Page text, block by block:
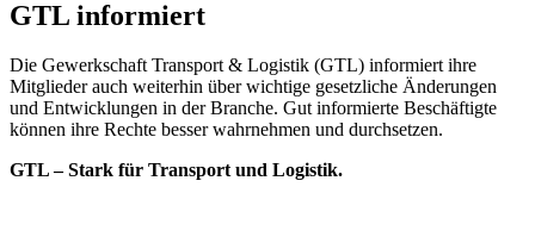
GTL informiert
Die Gewerkschaft Transport & Logistik (GTL) informiert ihre
Mitglieder auch weiterhin über wichtige gesetzliche Änderungen
und Entwicklungen in der Branche. Gut informierte Beschäftigte
können ihre Rechte besser wahrnehmen und durchsetzen.
GTL – Stark für Transport und Logistik.